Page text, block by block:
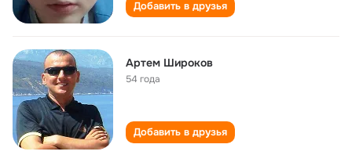
Добавить в друзья
Артем Широков
54 года
Добавить в друзья